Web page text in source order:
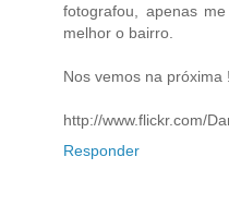
fotografou, apenas
melhor o bairro.
Nos vemos na próxima !
http://www.flickr.com/
Responder